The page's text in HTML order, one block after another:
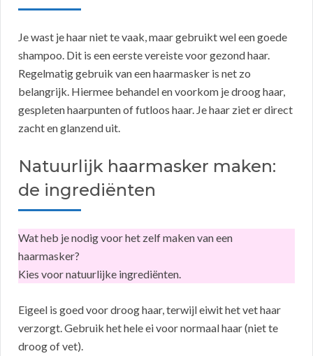
Je wast je haar niet te vaak, maar gebruikt wel een goede
shampoo. Dit is een eerste vereiste voor gezond haar.
Regelmatig gebruik van een haarmasker is net zo
belangrijk. Hiermee behandel en voorkom je droog haar,
gespleten haarpunten of futloos haar. Je haar ziet er direct
zacht en glanzend uit.
Natuurlijk haarmasker maken:
de ingrediënten
Wat heb je nodig voor het zelf maken van een
haarmasker?
Kies voor natuurlijke ingrediënten.
Eigeel is goed voor droog haar, terwijl eiwit het vet haar
verzorgt. Gebruik het hele ei voor normaal haar (niet te
droog of vet).